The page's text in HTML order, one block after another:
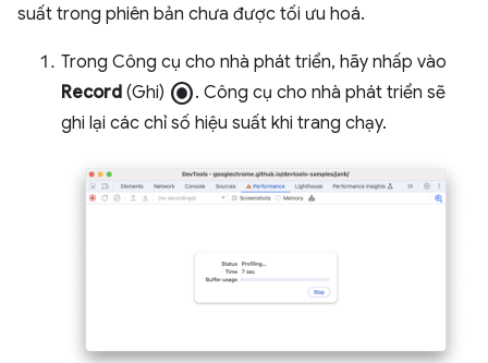
suất trong phiên bản chưa được tối ưu hoá.
Trong Công cụ cho nhà phát triển, hãy nhấp vào
Record (Ghi) radio_button_checked. Công cụ cho nhà phát triển sẽ
ghi lại các chỉ số hiệu suất khi trang chạy.